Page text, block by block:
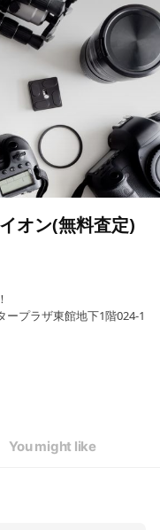
オン(無料査定)
ープラザ東館地下1階024-1
You might like